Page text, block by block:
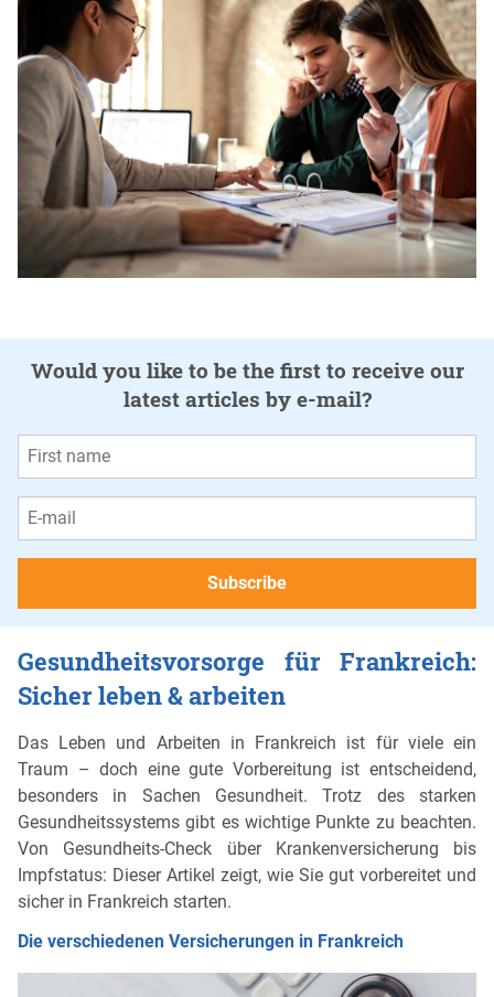
Would you like to be the first to receive our
latest articles by e-mail?
Gesundheitsvorsorge für Frankreich:
Sicher leben & arbeiten
Das Leben und Arbeiten in Frankreich ist für viele ein
Traum – doch eine gute Vorbereitung ist entscheidend,
besonders in Sachen Gesundheit. Trotz des starken
Gesundheitssystems gibt es wichtige Punkte zu beachten.
Von Gesundheits-Check über Krankenversicherung bis
Impfstatus: Dieser Artikel zeigt, wie Sie gut vorbereitet und
sicher in Frankreich starten.
Die verschiedenen Versicherungen in Frankreich